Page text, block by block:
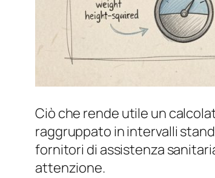
Ciò che rende utile un
raggruppato in intervalli
fornitori di assistenza
attenzione.